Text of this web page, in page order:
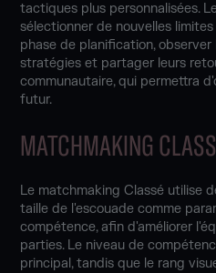
tactiques plus personnalisées.
sélectionner de nouvelles
phase de planification,
stratégies et partager leurs
communautaire, qui permettra
futur.
MATCHMAKING
Le matchmaking Classé utilise
taille de l'escouade comme
compétence, afin d'améliorer
parties. Le niveau de
principal, tandis que le rang